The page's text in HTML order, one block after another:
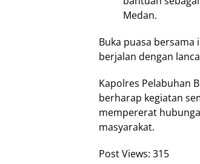
Medan.
Buka puasa bersama
berjalan dengan
Kapolres Pelabuhan
berharap kegiatan
mempererat
masyarakat.
Post Views: 315